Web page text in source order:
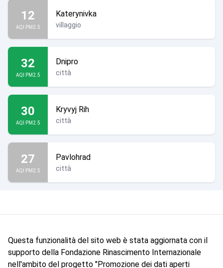
12
AQI PM2.5
Katerynivka
villaggio
32
AQI PM2.5
Dnipro
città
30
AQI PM2.5
Kryvyj Rih
città
27
AQI PM2.5
Pavlohrad
città
Questa funzionalità del sito web è stata aggiornata con il
supporto della Fondazione Rinascimento Internazionale
nell'ambito del progetto "Promozione dei dati aperti